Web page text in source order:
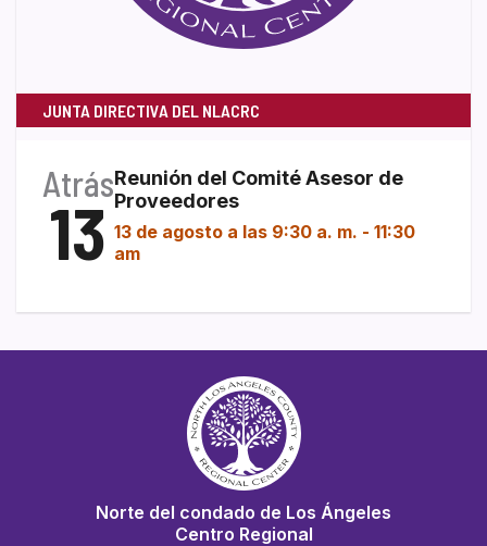
JUNTA DIRECTIVA DEL NLACRC
Atrás
13
Reunión del Comité Asesor de
Proveedores
13 de agosto a las 9:30 a. m. - 11:30
am
Norte del condado de Los Ángeles
Centro Regional